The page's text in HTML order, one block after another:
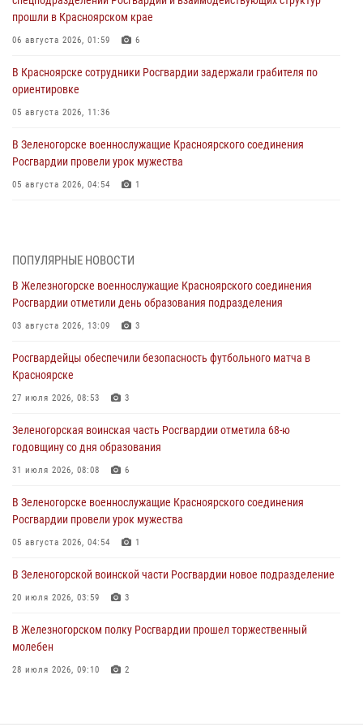
прошли в Красноярском крае
06 августа 2026, 01:59 6
В Красноярске сотрудники Росгвардии задержали грабителя по
ориентировке
05 августа 2026, 11:36
В Зеленогорске военнослужащие Красноярского соединения
Росгвардии провели урок мужества
05 августа 2026, 04:54 1
05 августа 2026, 04:52 1
В Красноярске сотрудники вневедомственной охраны Росгвардии
задержали подозреваемого в серии краж из гипермаркета
04 августа 2026, 09:57
Сотрудники Росгвардии обеспечили общественный порядок во
время проведения экстремального заплыва в Дудинке
04 августа 2026, 08:36
В Красноярске сотрудники Росгвардии задержали подозреваемого
в серии краж из супермаркета
04 августа 2026, 06:50
Военнослужащие Красноярского соединения Росгвардии
познакомили отдыхающих детей с тонкостями РХБ защиты
03 августа 2026, 13:12 2
ПОПУЛЯРНЫЕ НОВОСТИ
В Железногорске военнослужащие Красноярского соединения
Росгвардии отметили день образования подразделения
03 августа 2026, 13:09 3
Росгвардейцы обеспечили безопасность футбольного матча в
Красноярске
27 июля 2026, 08:53 3
Зеленогорская воинская часть Росгвардии отметила 68-ю
годовщину со дня образования
31 июля 2026, 08:08 6
В Зеленогорске военнослужащие Красноярского соединения
Росгвардии провели урок мужества
05 августа 2026, 04:54 1
В Зеленогорской воинской части Росгвардии новое подразделение
20 июля 2026, 03:59 3
В Железногорском полку Росгвардии прошел торжественный
молебен
28 июля 2026, 09:10 2
10 июля 2026, 06:18 4